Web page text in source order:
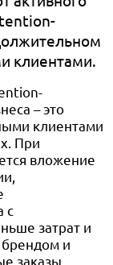
клиентами.
– это
клиентами
При
вложение
с
затрат и
брендом и
заказы